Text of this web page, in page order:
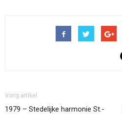
Vorig artikel
1979 – Stedelijke harmonie St.-